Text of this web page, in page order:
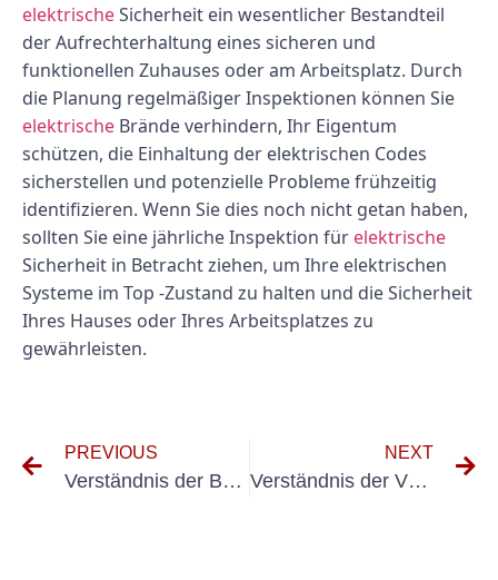
elektrischeSicherheit ein wesentlicher Bestandteil
der Aufrechterhaltung eines sicheren und
funktionellen Zuhauses oder am Arbeitsplatz. Durch
die Planung regelmäßiger Inspektionen können Sie
elektrische Brände verhindern, Ihr Eigentum
schützen, die Einhaltung der elektrischen Codes
sicherstellen und potenzielle Probleme frühzeitig
identifizieren. Wenn Sie dies noch nicht getan haben,
sollten Sie eine jährliche Inspektion für elektrische
Sicherheit in Betracht ziehen, um Ihre elektrischen
Systeme im Top -Zustand zu halten und die Sicherheit
Ihres Hauses oder Ihres Arbeitsplatzes zu
gewährleisten.
PREVIOUS
Verständnis der Bedeutung von Kosten Geräteprüfung nach DGUV V3
NEXT
Verständnis der VDS Klausel 3602: Was Sie wissen müssen